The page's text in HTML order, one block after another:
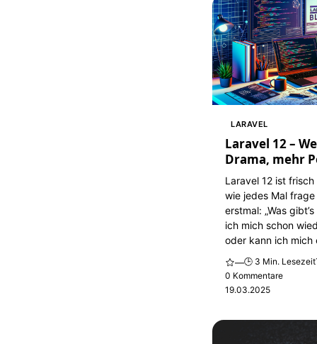
LARAVEL
Laravel 12 –
Drama, mehr
Laravel 12 ist
wie jedes Mal
erstmal: „Was
ich mich schon
oder kann ich mich
—🕒 3 Min. Lesezeit
0 Kommentare
19.03.2025